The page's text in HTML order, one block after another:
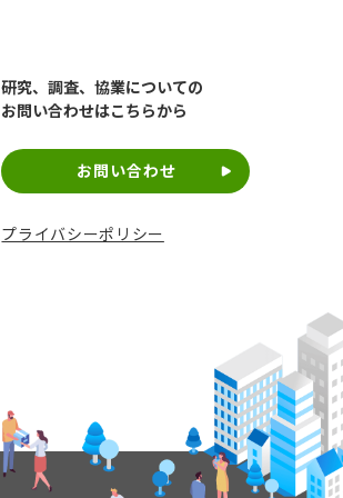
研究、調査、協業についての
お問い合わせはこちらから
お問い合わせ
プライバシーポリシー